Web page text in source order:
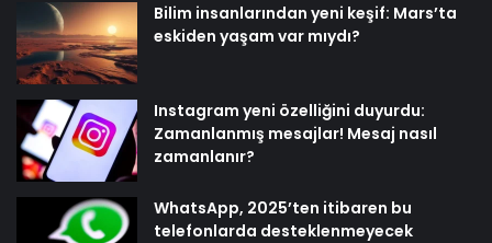
Bilim insanlarından yeni keşif: Mars’ta
eskiden yaşam var mıydı?
Instagram yeni özelliğini duyurdu:
Zamanlanmış mesajlar! Mesaj nasıl
zamanlanır?
WhatsApp, 2025’ten itibaren bu
telefonlarda desteklenmeyecek